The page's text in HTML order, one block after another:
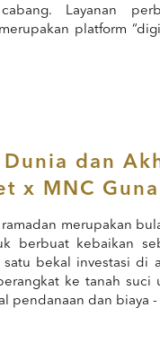
Layanan
platform
Dunia dan
x MNC
ramadan merupakan
berbuat kebaikan
bekal investasi di
ke tanah
pendanaan dan biaya